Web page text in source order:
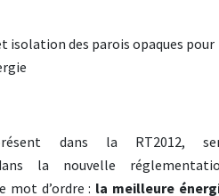
isolation des parois opaques pour
dans la RT2012,
la nouvelle
mot d’ordre : la meilleure